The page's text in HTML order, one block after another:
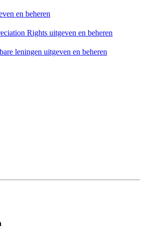
en beheren
Rights uitgeven en beheren
leningen uitgeven en beheren